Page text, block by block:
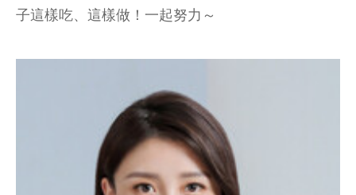
子這樣吃、這樣做！一起努力～